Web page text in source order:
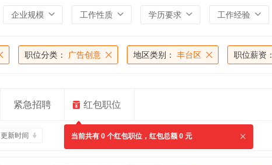
企业规模 工作性质 学历要求 工作经验
职位分类： 广告创意 地区类别： 丰台区 职位薪资：
紧急招聘 红包职位
当前共有 0 个红包职位，红包总额 0 元
更新时间